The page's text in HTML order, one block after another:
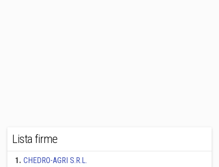
Lista firme
1. CHEDRO-AGRI S.R.L.